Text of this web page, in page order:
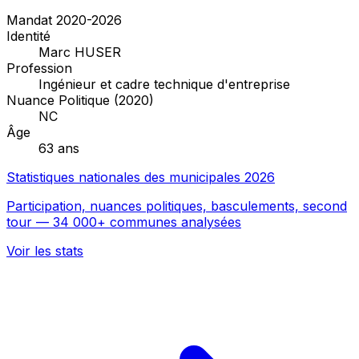
Mandat 2020-2026
Identité
Marc HUSER
Profession
Ingénieur et cadre technique d'entreprise
Nuance Politique (2020)
NC
Âge
63 ans
Statistiques nationales des municipales 2026
Participation, nuances politiques, basculements, second
tour — 34 000+ communes analysées
Voir les stats